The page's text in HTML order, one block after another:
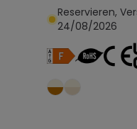
Reservieren,
24/08/2026